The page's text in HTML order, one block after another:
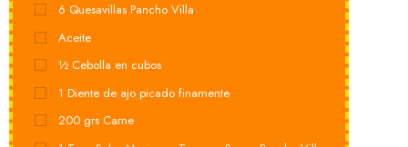
6 Quesavillas Pancho Villa
Aceite
½ Cebolla en cubos
1 Diente de ajo picado finamente
200 grs Carne